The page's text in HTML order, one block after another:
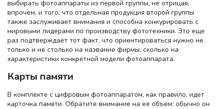
выбирать фотоаппараты из первой группы, не отрицая,
впрочем, и того, что отдельная продукция второй группы
также заслуживает внимания и способна конкурировать с
мировыми лидерами по производству фототехники. Это еще
раз подтверждает тот факт, что ориентироваться нужно не
только и не столько на название фирмы, сколько на
характеристики конкретной модели фотоаппарата.
Карты памяти
В комплекте с цифровым фотоаппаратом, как правило, идет
карточка памяти. Обратите внимание на ее объем: обычно он